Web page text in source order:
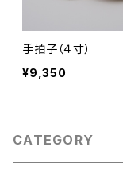
手拍子（４寸）
¥9,350
CATEGORY